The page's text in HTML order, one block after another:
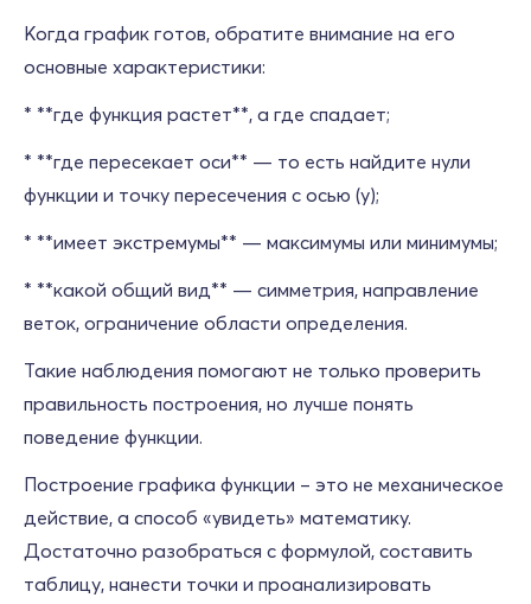
Когда график готов, обратите внимание на его
основные характеристики:
* **где функция растет**, а где спадает;
* **где пересекает оси** — то есть найдите нули
функции и точку пересечения с осью (y);
* **имеет экстремумы** — максимумы или минимумы;
* **какой общий вид** — симметрия, направление
веток, ограничение области определения.
Такие наблюдения помогают не только проверить
правильность построения, но лучше понять
поведение функции.
Построение графика функции – это не механическое
действие, а способ «увидеть» математику.
Достаточно разобраться с формулой, составить
таблицу, нанести точки и проанализировать